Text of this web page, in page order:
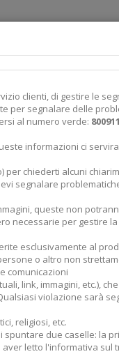
sui prodotti. Per
800911124.
clienti, di gestire le
per segnalare delle
al numero verde:
informazioni ci
chiederti alcuni
segnalare
queste non
necessarie per gestire
esclusivamente al
o altro non
comunicazioni
link, immagini, etc.),
violazione sarà
religiosi, etc.
due caselle: la
letto l'informativa sul